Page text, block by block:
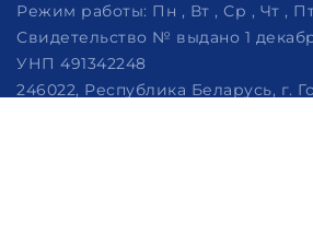
Режим работы: Пн , Вт , Ср , Чт ,
Свидетельство № выдано 1
УНП 491342248
246022, Республика Беларусь, г.